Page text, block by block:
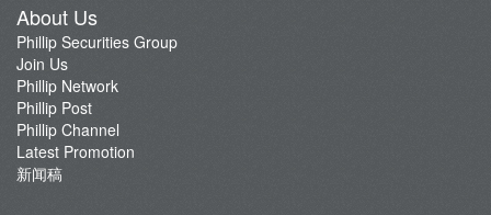
About Us
Phillip Securities Group
Join Us
Phillip Network
Phillip Post
Phillip Channel
Latest Promotion
新闻稿